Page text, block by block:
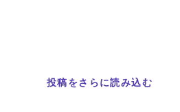
投稿をさらに読み込む